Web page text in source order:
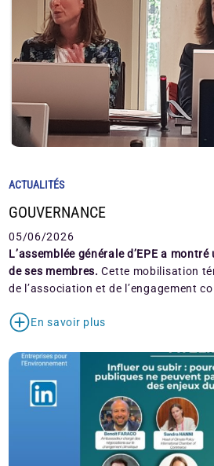
ACTUALITÉS
GOUVERNANCE
05/06/2026
L’assemblée générale d’EPE a
de ses membres.Cette mobilisation
de l’association et de l’engagement
En savoir plus